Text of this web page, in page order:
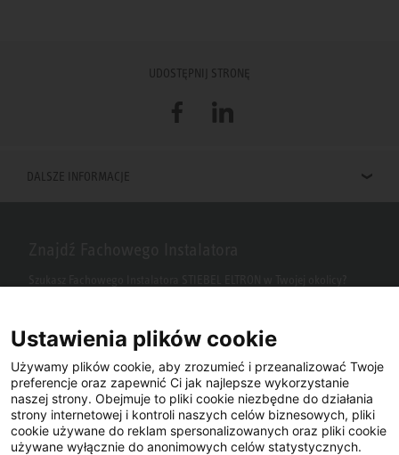
UDOSTĘPNIJ STRONĘ
FacebookLinkedIn
DALSZE INFORMACJE
Ustawienia plików cookie
Używamy plików cookie, aby zrozumieć i przeanalizować Twoje
preferencje oraz zapewnić Ci jak najlepsze wykorzystanie
naszej strony. Obejmuje to pliki cookie niezbędne do działania
strony internetowej i kontroli naszych celów biznesowych, pliki
cookie używane do reklam spersonalizowanych oraz pliki cookie
używane wyłącznie do anonimowych celów statystycznych.